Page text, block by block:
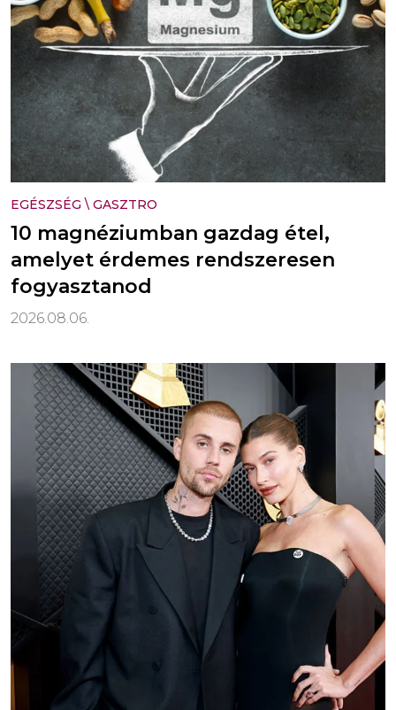
EGÉSZSÉG \ GASZTRO
10 magnéziumban gazdag étel,
amelyet érdemes rendszeresen
fogyasztanod
2026.08.06.